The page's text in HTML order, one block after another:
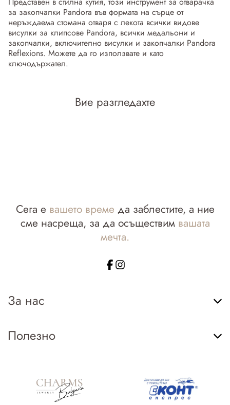
за закопчалки Pandora във формата на сърце от
неръждаема стомана отваря с лекота всички видове
висулки за клипсове Pandora, всички медальони и
закопчалки, включително висулки и закопчалки Pandora
Reflexions. Можете да го използвате и като
ключодържател.
Вие разгледахте
Сега е вашето време да заблестите, а ние
сме насреща, за да осъществим вашата
мечта.
За нас
Полезно